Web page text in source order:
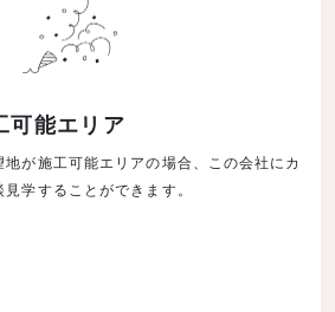
可能エリア
が施工可能エリアの場合、この会社にカ
学することができます。